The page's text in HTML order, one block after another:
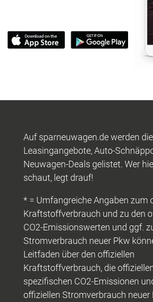
Auf sparneuwagen.de werden
Leasingangebote, Auto-
Neuwagen-Deals gelistet. Wer
schaut, legt drauf!
* = Umfangreiche Angaben zum
Kraftstoffverbrauch und zu den
CO2-Emissionswerten und ggf.
Stromverbrauch neuer Pkw
Leitfaden über den offiziellen
Kraftstoffverbrauch, die
spezifischen CO2-Emissionen
offiziellen Stromverbrauch neuer